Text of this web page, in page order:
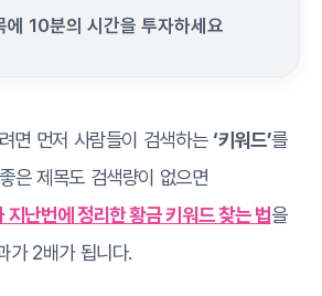
에 10분의 시간을 투자하세요
면 먼저 사람들이 검색하는‘키워드’를
은 제목도 검색량이 없으면
지난번에 정리한 황금 키워드 찾는 법을
가 2배가 됩니다.